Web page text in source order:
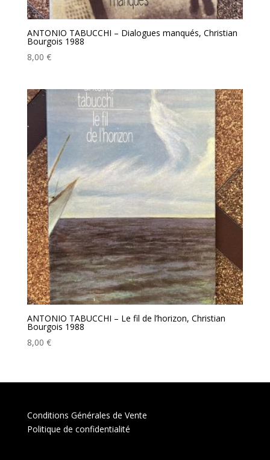
ANTONIO TABUCCHI – Dialogues manqués, Christian
Bourgois 1988
8,00 €
ANTONIO TABUCCHI – Le fil de l’horizon, Christian
Bourgois 1988
8,00 €
Conditions Générales de Vente
Politique de confidentialité